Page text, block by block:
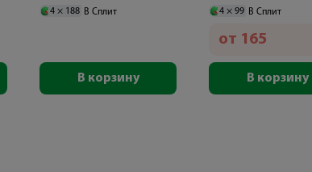
4 × 188 В Сплит
В корзину
4 × 99 В Сплит
от 165
В корзину